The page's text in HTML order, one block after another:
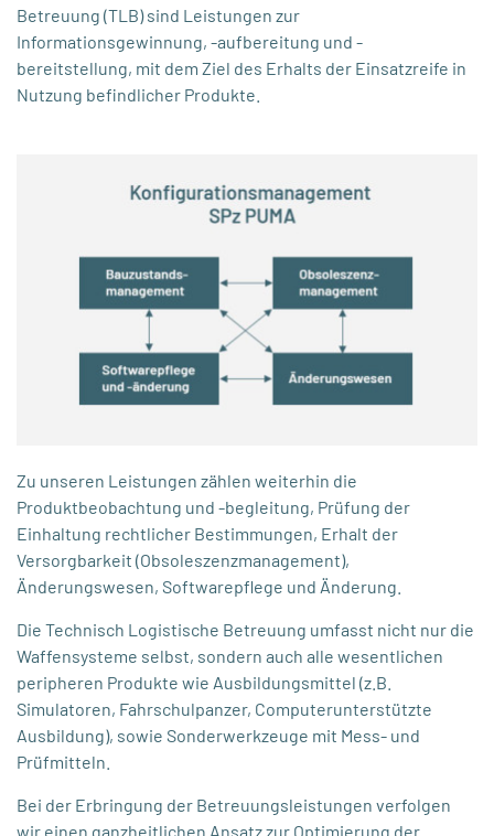
Betreuung (TLB) sind Leistungen zur
Informationsgewinnung, -aufbereitung und -
bereitstellung, mit dem Ziel des Erhalts der Einsatzreife in
Nutzung befindlicher Produkte.
Zu unseren Leistungen zählen weiterhin die
Produktbeobachtung und -begleitung, Prüfung der
Einhaltung rechtlicher Bestimmungen, Erhalt der
Versorgbarkeit (Obsoleszenzmanagement),
Änderungswesen, Softwarepflege und Änderung.
Die Technisch Logistische Betreuung umfasst nicht nur die
Waffensysteme selbst, sondern auch alle wesentlichen
peripheren Produkte wie Ausbildungsmittel (z.B.
Simulatoren, Fahrschulpanzer, Computerunterstützte
Ausbildung), sowie Sonderwerkzeuge mit Mess- und
Prüfmitteln.
Bei der Erbringung der Betreuungsleistungen verfolgen
wir einen ganzheitlichen Ansatz zur Optimierung der